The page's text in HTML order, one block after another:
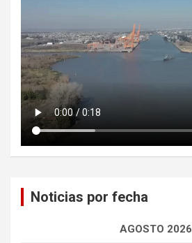
Noticias por fecha
AGOSTO 2026